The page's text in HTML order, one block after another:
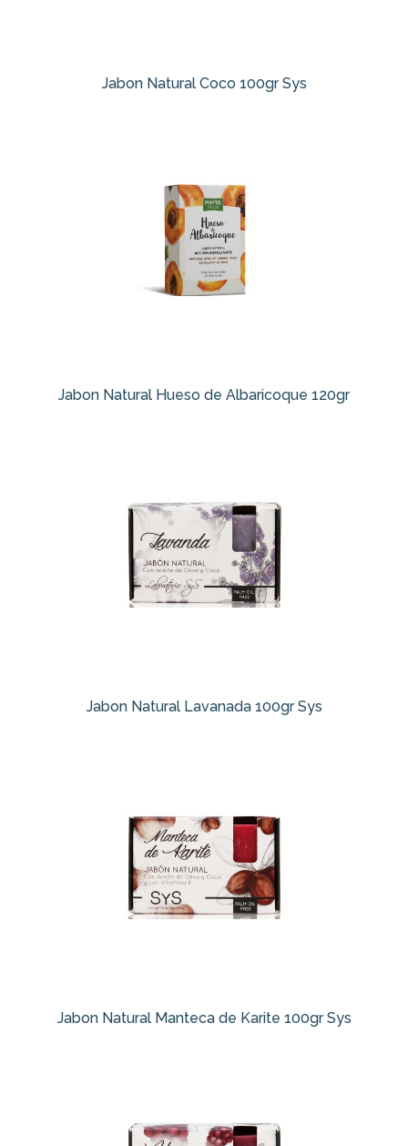
Jabon Natural Coco 100gr Sys
Jabon Natural Hueso de Albaricoque 120gr
Jabon Natural Lavanada 100gr Sys
Jabon Natural Manteca de Karite 100gr Sys